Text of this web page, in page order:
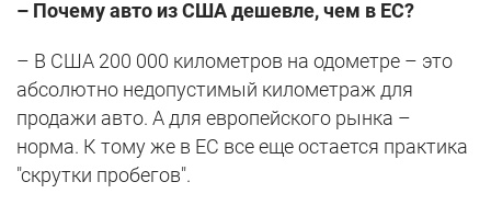
– Почему авто из США дешевле, чем в ЕС?
– В США 200 000 километров на одометре – это
абсолютно недопустимый километраж для
продажи авто. А для европейского рынка –
норма. К тому же в ЕС все еще остается практика
"скрутки пробегов".